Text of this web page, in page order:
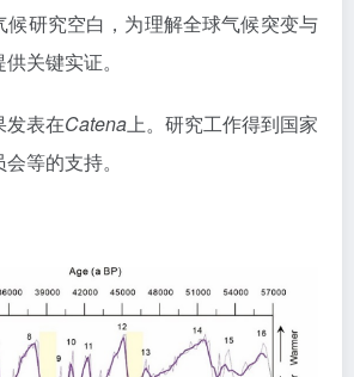
候研究空白，为理解全球气候突变与
关键实证。
发表在Catena上。研究工作得到国家
等的支持。